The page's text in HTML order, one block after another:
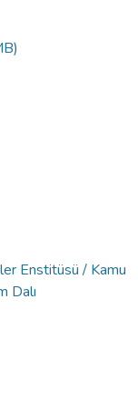
Enstitüsü / Kamu
Dalı